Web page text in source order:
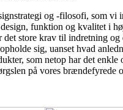
og -filosofi, som vi
funktion og kvalitet i
store krav til indretning og
sig, uanset hvad
som netop har det enkle
på vores brændefyrede